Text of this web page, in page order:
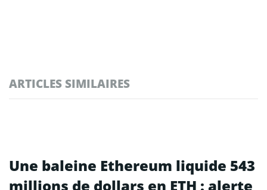
ARTICLES SIMILAIRES
Une baleine Ethereum liquide 543
millions de dollars en ETH : alerte